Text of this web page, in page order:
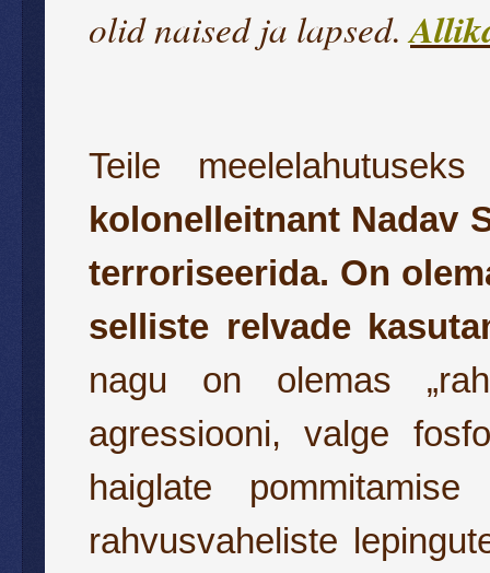
olid naised ja lapsed.
Teile
kolonelleitnant Nadav
terroriseerida. On
selliste relvade
nagu on olemas
agressiooni, valge
haiglate
rahvusvaheliste